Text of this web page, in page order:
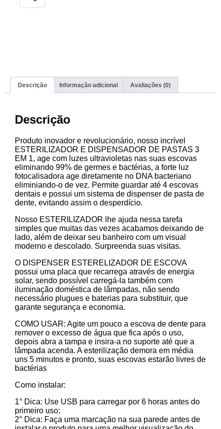
Descrição Informação adicional Avaliações (0)
Descrição
Produto inovador e revolucionário, nosso incrível
ESTERILIZADOR E DISPENSADOR DE PASTAS 3
EM 1, age com luzes ultravioletas nas suas escovas
eliminando 99% de germes e bactérias, a forte luz
fotocalisadora age diretamente no DNA bacteriano
eliminiando-o de vez. Permite guardar até 4 escovas
dentais e possui um sistema de dispenser de pasta de
dente, evitando assim o desperdício.
Nosso ESTERILIZADOR lhe ajuda nessa tarefa
simples que muitas das vezes acabamos deixando de
lado, além de deixar seu banheiro com um visual
moderno e descolado. Surpreenda suas visitas.
O DISPENSER ESTERELIZADOR DE ESCOVA
possui uma placa que recarrega através de energia
solar, sendo possível carregá-la também com
iluminação doméstica de lâmpadas, não sendo
necessário plugues e baterias para substituir, que
garante segurança e economia.
COMO USAR: Agite um pouco a escova de dente para
remover o excesso de água que fica após o uso,
depois abra a tampa e insira-a no suporte até que a
lâmpada acenda. A esterilização demora em média
uns 5 minutos e pronto, suas escovas estarão livres de
bactérias
Como instalar:
1° Dica: Use USB para carregar por 6 horas antes do
primeiro uso;
2° Dica: Faça uma marcação na sua parede antes de